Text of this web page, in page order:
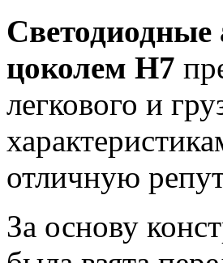
цоколем H7
легкового и
отличную
За основу